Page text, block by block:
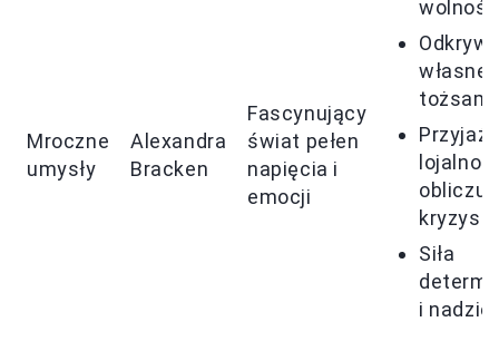
Mroczne
umysły
Alexandra
Bracken
Fascynujący
świat pełen
napięcia i
emocji
wolność
własnej
obliczu
kryzysu
Siła
i nadziei